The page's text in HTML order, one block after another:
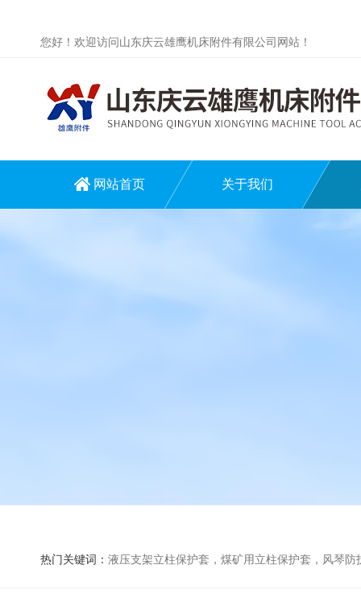
您好！欢迎访问山东庆云雄鹰机床附件有限公司网站！
网站首页 关于我们
热门关键词： 液压支架立柱保护套，煤矿用立柱保护套，风琴